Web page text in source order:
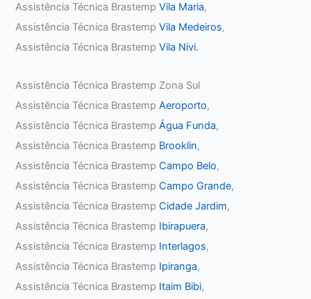
Assistência Técnica BrastempVila Maria,
Assistência Técnica BrastempVila Medeiros,
Assistência Técnica BrastempVila Nivi.
Assistência Técnica Brastemp Zona Sul
Assistência Técnica BrastempAeroporto,
Assistência Técnica BrastempÁgua Funda,
Assistência Técnica Brastemp Brooklin,
Assistência Técnica BrastempCampo Belo,
Assistência Técnica BrastempCampo Grande,
Assistência Técnica BrastempCidade Jardim,
Assistência Técnica Brastemp Ibirapuera,
Assistência Técnica Brastemp Interlagos,
Assistência Técnica Brastemp Ipiranga,
Assistência Técnica Brastemp Itaim Bibi,